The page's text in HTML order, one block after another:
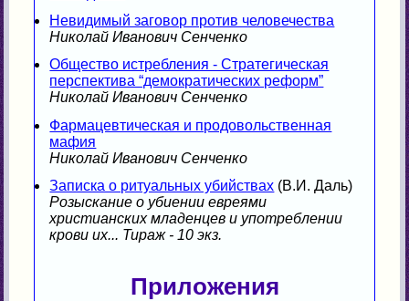
Невидимый заговор против человечества
Николай Иванович Сенченко
Общество истребления - Стратегическая
перспектива “демократических реформ”
Николай Иванович Сенченко
Фармацевтическая и продовольственная
мафия
Николай Иванович Сенченко
Записка о ритуальных убийствах (В.И. Даль)
Розыскание о убиении евреями
христианских младенцев и употреблении
крови их... Тираж - 10 экз.
Приложения